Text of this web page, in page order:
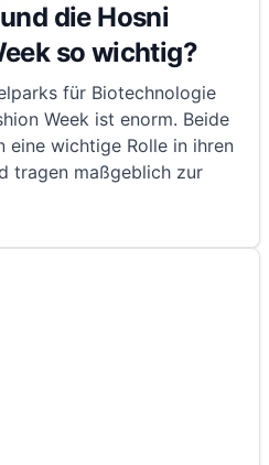
die Hosni
so wichtig?
für Biotechnologie
Week ist enorm. Beide
eine wichtige Rolle in ihren
tragen maßgeblich zur